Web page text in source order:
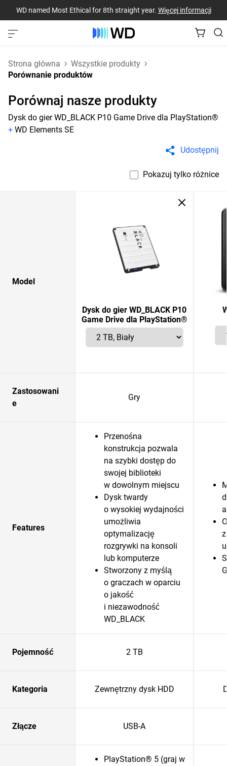
WD named Most Ethical for 8th straight year. Więcej informacji
Strona główna
Wszystkie produkty
Porównanie produktów
Porównaj nasze produkty
Dysk do gier WD_BLACK P10 Game Drive dla PlayStation®
+ WD Elements SE
Udostępnij
Pokazuj tylko różnice
Model
Dysk do gier WD_BLACK P10
Game Drive dla PlayStation®
Zastosowani
e
Gry
Features
Przenośna
konstrukcja pozwala
na szybki dostęp do
swojej biblioteki
w dowolnym miejscu
Dysk twardy
o wysokiej wydajności
umożliwia
optymalizację
rozgrywki na konsoli
lub komputerze
Stworzony z myślą
o graczach w oparciu
o jakość
i niezawodność
WD_BLACK
Pojemność 2 TB
Kategoria Zewnętrzny dysk HDD
Złącze USB-A
PlayStation® 5 (graj w